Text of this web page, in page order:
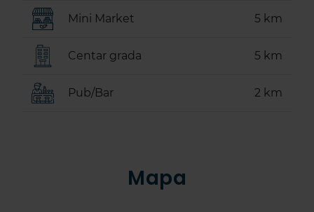
Mini Market 5 km
Centar grada 5 km
Pub/Bar 2 km
Mapa